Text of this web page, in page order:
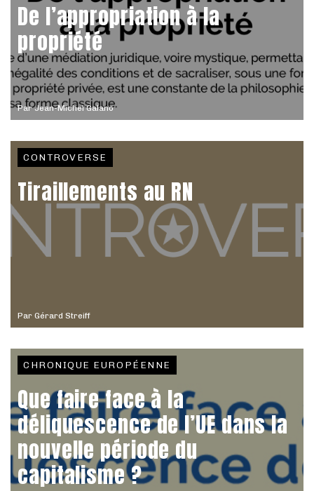
ParJean-Michel Galano
De l’appropriation à la
propriété
Par Gérard Streiff
CONTROVERSE
Tiraillements au RN
CHRONIQUE EUROPÉENNE
Que faire face à la
déliquescence de l’UE dans la
nouvelle période du
capitalisme ?